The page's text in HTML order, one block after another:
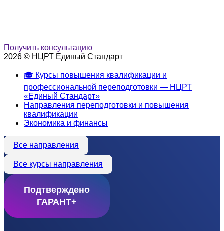
Получить консультацию
2026 © НЦРТ Единый Стандарт
🎓 Курсы повышения квалификации и
профессиональной переподготовки — НЦРТ
«Единый Стандарт»
Направления переподготовки и повышения
квалификации
Экономика и финансы
Все направления
Все курсы направления
Подтверждено
ГАРАНТ+